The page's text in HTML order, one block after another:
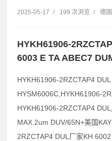
2025-05-17 / 199 次浏览 / 德
HYKH61906-
6003 E TA ABEC7
HYKH61906-2RZCTAP4
HYSM6006C,HYKH61906-
HYKH61906-2RZCTAP4
MAX.2um DUV/65N+美国
2RZCTAP4 DUL厂家KH 6002